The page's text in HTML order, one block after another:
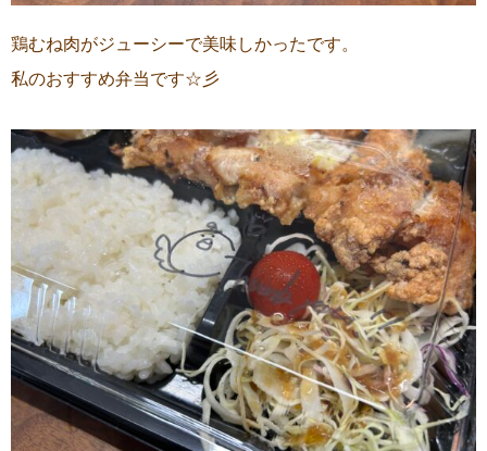
鶏むね肉がジューシーで美味しかったです。
私のおすすめ弁当です☆彡